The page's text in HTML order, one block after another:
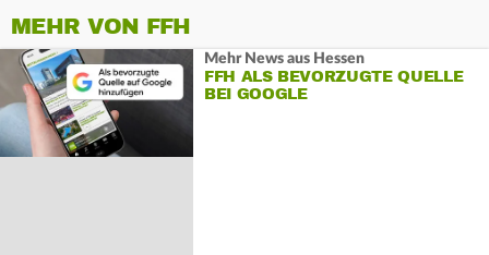
MEHR VON FFH
Mehr News aus Hessen
FFH ALS BEVORZUGTE QUELLE
BEI GOOGLE